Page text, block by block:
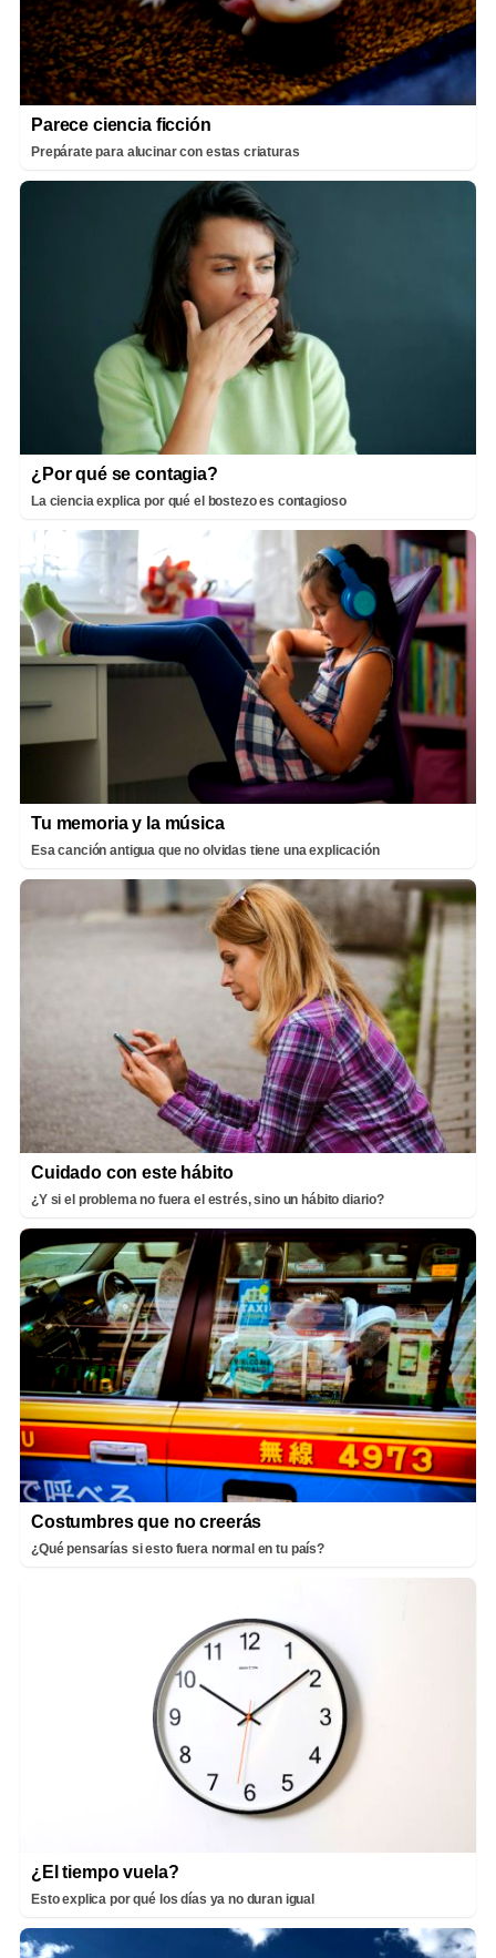
Parece ciencia ficción
Prepárate para alucinar con estas criaturas
¿Por qué se contagia?
La ciencia explica por qué el bostezo es contagioso
Tu memoria y la música
Esa canción antigua que no olvidas tiene una explicación
Cuidado con este hábito
¿Y si el problema no fuera el estrés, sino un hábito diario?
Costumbres que no creerás
¿Qué pensarías si esto fuera normal en tu país?
¿El tiempo vuela?
Esto explica por qué los días ya no duran igual